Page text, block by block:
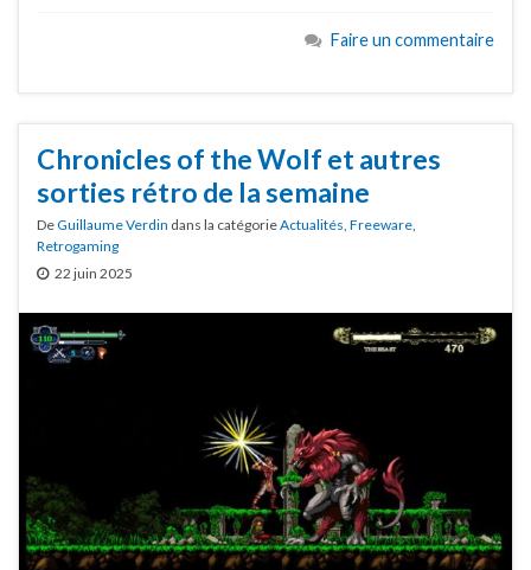
Faire un commentaire
Chronicles of the Wolf et autres
sorties rétro de la semaine
DeGuillaume Verdin dans la catégorieActualités, Freeware,
Retrogaming
22 juin 2025